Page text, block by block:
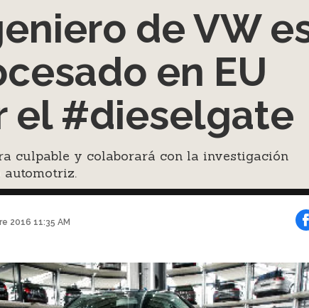
de VW
en EU
el #dieselgate
culpable y colaborará con la investigación
automotriz.
2016 11:35 AM